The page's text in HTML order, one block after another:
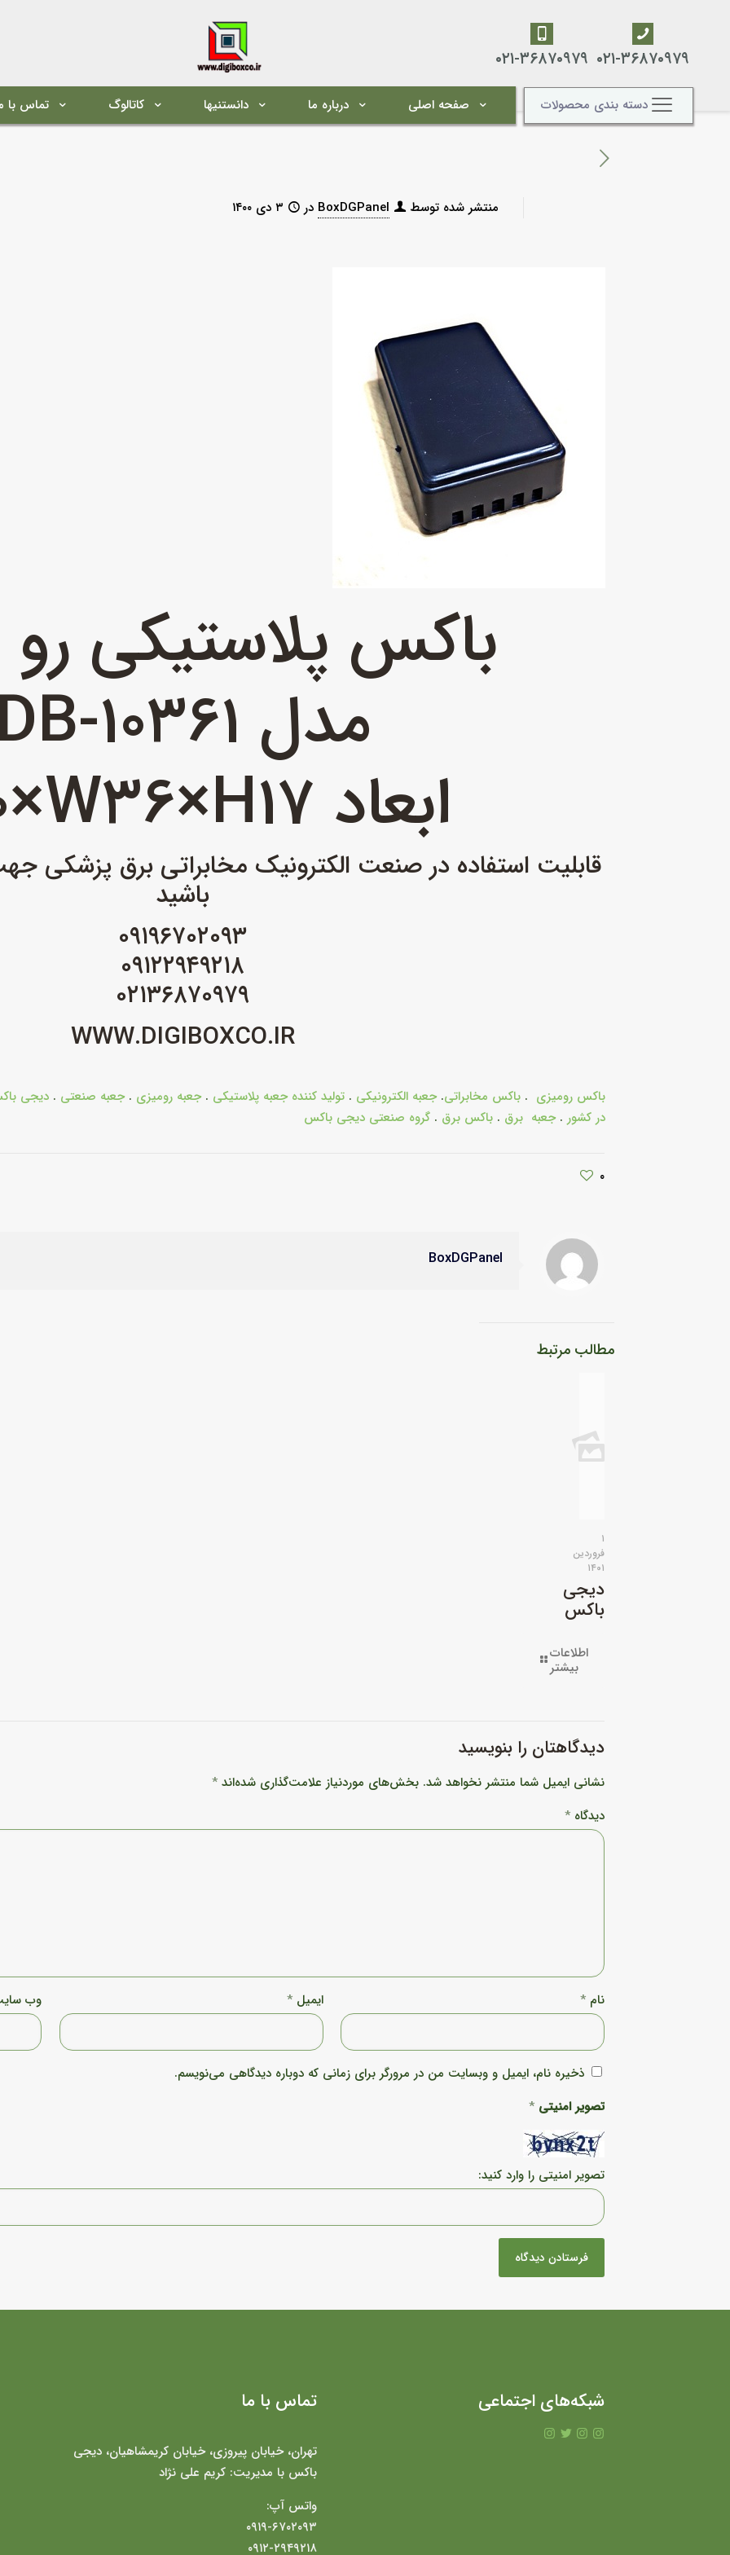
۰۲۱-۳۶۸۷۰۹۷۹ ۰۲۱-۳۶۸۷۰۹۷۹
دسته بندی محصولات صفحه اصلی درباره ما دانستنیها کاتالوگ تماس با
منتشر شده توسط BoxDGPanel در ۳ دی ۱۴۰۰
باکس پلاستیکی
مدل DB-10361
ابعاد L60×W36×H17
قابلیت استفاده در صنعت الکترونیک مخابراتی برق پزشکی
باشید
۰۹۱۹۶۷۰۲۰۹۳
۰۹۱۲۲۹۴۹۲۱۸
۰۲۱۳۶۸۷۰۹۷۹
WWW.DIGIBOXCO.IR
باکس رومیزی . باکس مخابراتی.جعبه الکترونیکی . تولید کننده جعبه پلاستیکی . جعبه رومیزی .جعبه صنعتی . دیجی
در کشور.جعبه برق . باکس برق . گروه صنعتی دیجی باکس
۰
BoxDGPanel
مطالب مرتبط
۱
فروردین
۱۴۰۱
دیجی
باکس
اطلاعات
بیشتر
دیدگاهتان را بنویسید
نشانی ایمیل شما منتشر نخواهد شد. بخش‌های موردنیاز علامت‌گذاری شده‌اند *
دیدگاه *
نام * ایمیل * وب‌
ذخیره نام، ایمیل و وبسایت من در مرورگر برای زمانی که دوباره دیدگاهی می‌نویسم.
تصویر امنیتی *
تصویر امنیتی را وارد کنید:
شبکه‌های اجتماعی تماس با ما
تهران، خیابان پیروزی، خیابان کریمشاهیان، دیجی
باکس با مدیریت: کریم علی نژاد
واتس آپ:
۰۹۱۹-۶۷۰۲۰۹۳
۰۹۱۲-۲۹۴۹۲۱۸